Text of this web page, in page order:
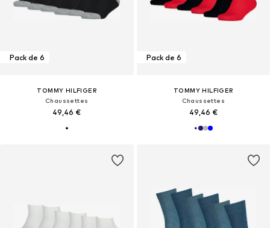
Pack de 6
TOMMY HILFIGER
Chaussettes
49,46 €
Pack de 6
TOMMY HILFIGER
Chaussettes
49,46 €